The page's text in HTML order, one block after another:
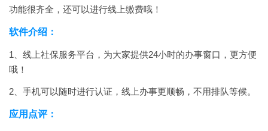
功能很齐全，还可以进行线上缴费哦！
软件介绍：
1、线上社保服务平台，为大家提供24小时的办事窗口，更方便
哦！
2、手机可以随时进行认证，线上办事更顺畅，不用排队等候。
应用点评：